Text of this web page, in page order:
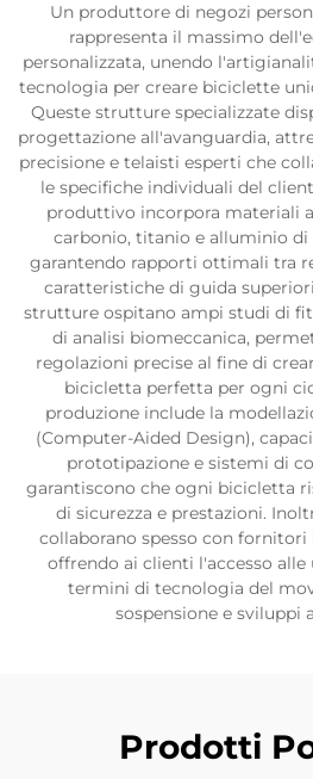
Un produttore di negozi
rappresenta il massimo
personalizzata, unendo
tecnologia per creare biciclette
Queste strutture specializzate
progettazione all'avanguardia,
precisione e telaisti esperti che
le specifiche individuali del
produttivo incorpora materiali
carbonio, titanio e alluminio di
garantendo rapporti ottimali tra
caratteristiche di guida
strutture ospitano ampi studi di
di analisi biomeccanica,
regolazioni precise al fine di
bicicletta perfetta per ogni
produzione include la
(Computer-Aided Design),
prototipazione e sistemi di
garantiscono che ogni bicicletta
di sicurezza e prestazioni.
collaborano spesso con
offrendo ai clienti l'accesso
termini di tecnologia del
sospensione e sviluppi
Prodotti